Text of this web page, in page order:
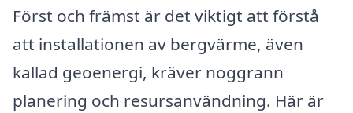
Först och främst är det viktigt att förstå
att installationen av bergvärme, även
kallad geoenergi, kräver noggrann
planering och resursanvändning. Här är